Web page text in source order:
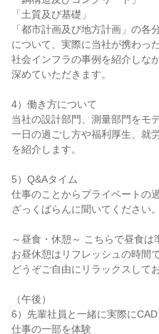
「土質及び基礎」
「都市計画及び地方計画」の各
について、実際に当社が携わった
社会インフラの事例を紹介しな
深めていただきます。
4）働き方について
当社の設計部門、測量部門をモ
一日の過ごし方や福利厚生、就
を紹介します。
5）Q&Aタイム
仕事のことからプライベートの
ざっくばらんに聞いてください。
～昼食・休憩～ こちらで昼食は
お昼休憩はリフレッシュの時間
どうぞご自由にリラックスして
（午後）
6）先輩社員と一緒に実際に
仕事の一部を体験